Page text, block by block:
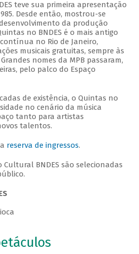
teve sua primeira apresentação
Desde então, mostrou-se
da produção
no BNDES é o mais antigo
no Rio de Janeiro,
musicais gratuitas, sempre às
nomes da MPB passaram,
pelo palco do Espaço
de existência, o Quintas no
no cenário da música
tanto para artistas
talentos.
reserva de ingressos.
Cultural BNDES são selecionadas